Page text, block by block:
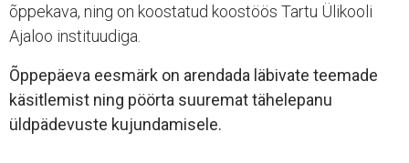
õppekava, ning on koostatud koostöös Tartu Ülikooli
Ajaloo instituudiga.
Õppepäeva eesmärk on arendada läbivate teemade
käsitlemist ning pöörta suuremat tähelepanu
üldpädevuste kujundamisele.